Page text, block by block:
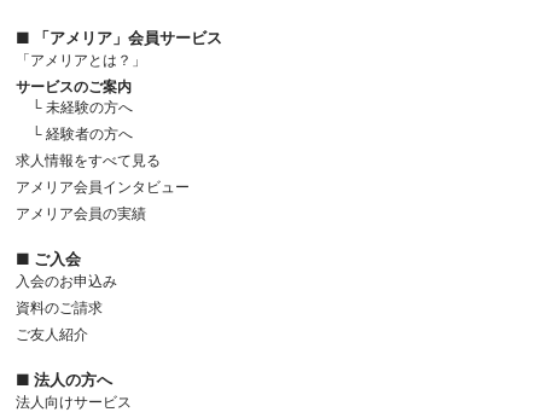
■ 「アメリア」会員サービス
「アメリアとは？」
サービスのご案内
└ 未経験の方へ
└ 経験者の方へ
求人情報をすべて見る
アメリア会員インタビュー
アメリア会員の実績
■ ご入会
入会のお申込み
資料のご請求
ご友人紹介
■ 法人の方へ
法人向けサービス